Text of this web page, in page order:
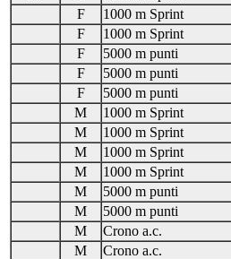
F
1000 m Sprint
F
1000 m Sprint
F
5000 m punti
F
5000 m punti
F
5000 m punti
M
1000 m Sprint
M
1000 m Sprint
M
1000 m Sprint
M
1000 m Sprint
M
5000 m punti
M
5000 m punti
M
Crono a.c.
M
Crono a.c.